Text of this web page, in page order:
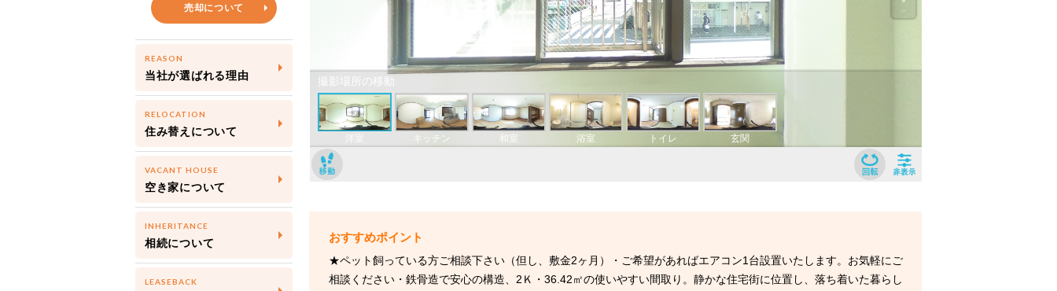
★ペット飼っている方ご相談下さい（但し、敷金2ヶ月）・ご希望があればエアコン1台設置いたします。お気軽にご
相談ください・鉄骨造で安心の構造、2Ｋ・36.42㎡の使いやすい間取り。静かな住宅街に位置し、落ち着いた暮らし
売却について
REASON
当社が選ばれる理由
RELOCATION
住み替えについて
VACANT HOUSE
空き家について
INHERITANCE
相続について
LEASEBACK